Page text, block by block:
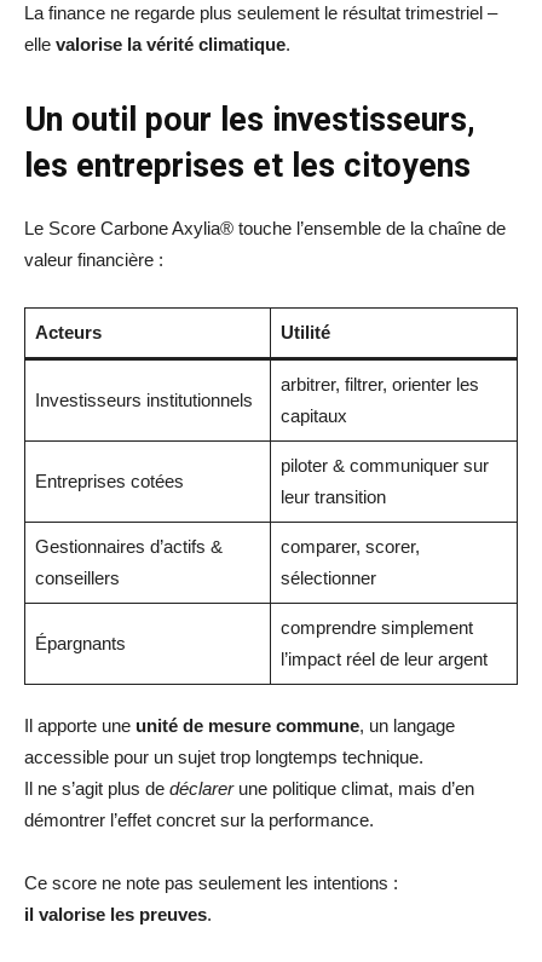
La finance ne regarde plus seulement le résultat trimestriel –
elle valorise la vérité climatique.
Un outil pour les investisseurs,
les entreprises et les citoyens
Le Score Carbone Axylia® touche l’ensemble de la chaîne de
valeur financière :
Acteurs Utilité
Investisseurs institutionnels
arbitrer, filtrer, orienter les
capitaux
Entreprises cotées
piloter & communiquer sur
leur transition
Gestionnaires d’actifs &
conseillers
comparer, scorer,
sélectionner
Épargnants
comprendre simplement
l’impact réel de leur argent
Il apporte une unité de mesure commune, un langage
accessible pour un sujet trop longtemps technique.
Il ne s’agit plus de déclarerune politique climat, mais d’en
démontrer l’effet concret sur la performance.
Ce score ne note pas seulement les intentions :
il valorise les preuves.